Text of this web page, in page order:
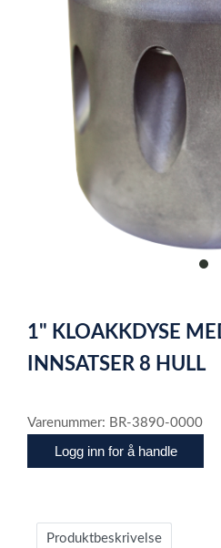
item
of
1
1" KLOAKKDYSE
INNSATSER 8 HULL
Varenummer: BR-3890-0000
Logg inn for å handle
Produktbeskrivelse